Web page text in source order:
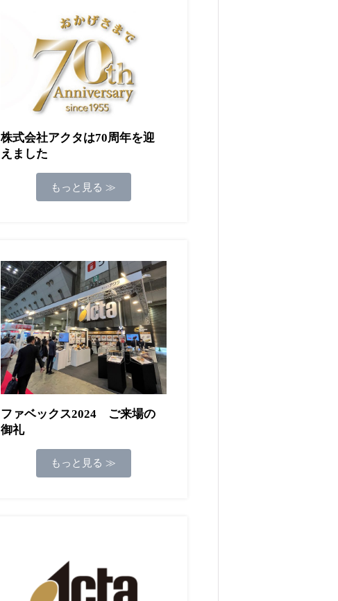
株式会社アクタは70周年を迎
えました
もっと見る ≫
ファベックス2024 ご来場の
御礼
もっと見る ≫